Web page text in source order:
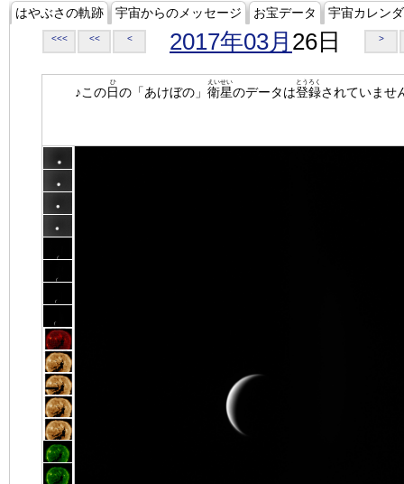
はやぶさの軌跡 宇宙からのメッセージ お宝データ 宇宙カレン
<<< << < 2017年03月 26日 >
♪この日
ひ
の「あけぼの」 衛星
えいせい
のデータは登録
とうろく
されていませ